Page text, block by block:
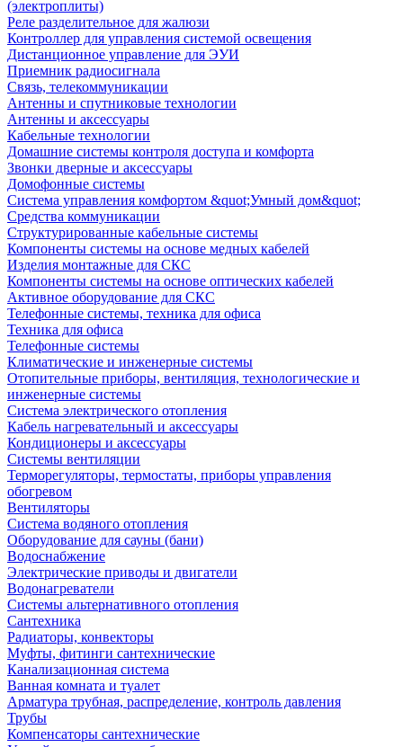
(электроплиты)
Реле разделительное для жалюзи
Контроллер для управления системой освещения
Дистанционное управление для ЭУИ
Приемник радиосигнала
Связь, телекоммуникации
Антенны и спутниковые технологии
Антенны и аксессуары
Кабельные технологии
Домашние системы контроля доступа и комфорта
Звонки дверные и аксессуары
Домофонные системы
Система управления комфортом &quot;Умный дом&quot;
Средства коммуникации
Структурированные кабельные системы
Компоненты системы на основе медных кабелей
Изделия монтажные для СКС
Компоненты системы на основе оптических кабелей
Активное оборудование для СКС
Телефонные системы, техника для офиса
Техника для офиса
Телефонные системы
Климатические и инженерные системы
Отопительные приборы, вентиляция, технологические и
инженерные системы
Система электрического отопления
Кабель нагревательный и аксессуары
Кондиционеры и аксессуары
Системы вентиляции
Терморегуляторы, термостаты, приборы управления
обогревом
Вентиляторы
Система водяного отопления
Оборудование для сауны (бани)
Водоснабжение
Электрические приводы и двигатели
Водонагреватели
Системы альтернативного отопления
Сантехника
Радиаторы, конвекторы
Муфты, фитинги сантехнические
Канализационная система
Ванная комната и туалет
Арматура трубная, распределение, контроль давления
Трубы
Компенсаторы сантехнические